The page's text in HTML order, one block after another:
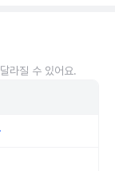
라질 수 있어요.